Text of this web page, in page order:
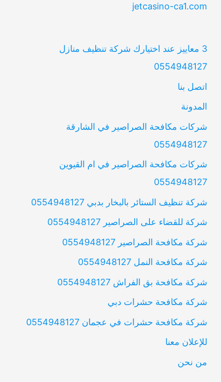
jetcasino-ca1.com
3 معاييز عند اختيارك شركة تنظيف منازل
0554948127
اتصل بنا
المدونة
شركات مكافحة الصراصير في الشارقة
0554948127
شركات مكافحة الصراصير في ام القيوين
0554948127
شركة تنظيف الستائر بالبخار بدبي 0554948127
شركة للقضاء على الصراصير 0554948127
شركة مكافحة الصراصير 0554948127
شركة مكافحة النمل 0554948127
شركة مكافحة بق الفراش 0554948127
شركة مكافحة حشرات دبي
شركة مكافحة حشرات في عجمان 0554948127
للإعلان معنا
من نحن